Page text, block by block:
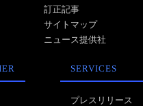
訂正記事
サイトマップ
ニュース提供社
SERVICES
プレスリリース